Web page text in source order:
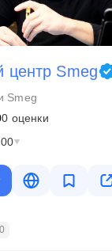
центр Smeg
Smeg
0 оценки
0